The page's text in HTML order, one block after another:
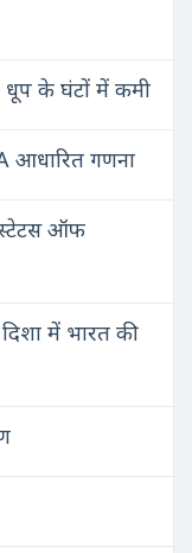
धूप के घंटों में कमी
आधारित गणना
स्टेटस ऑफ
में भारत की